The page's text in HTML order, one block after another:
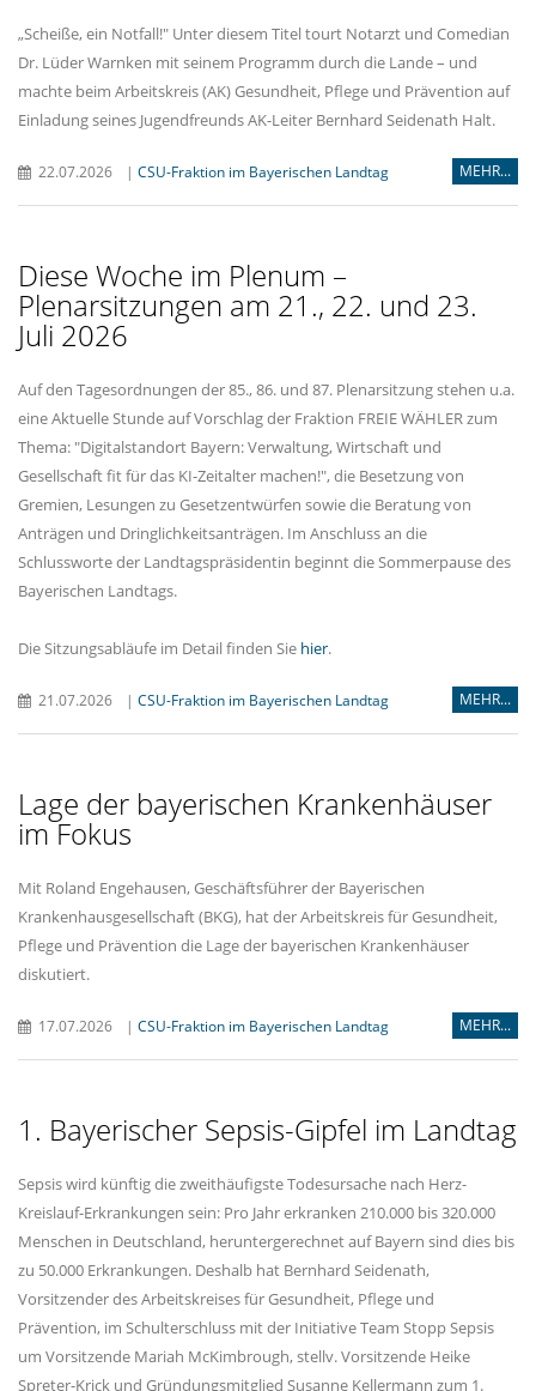
Scheiße, ein Notfall!" Unter diesem Titel tourt Notarzt und Comedian
Dr. Lüder Warnken mit seinem Programm durch die Lande – und
machte beim Arbeitskreis (AK) Gesundheit, Pflege und Prävention auf
Einladung seines Jugendfreunds AK-Leiter Bernhard Seidenath Halt.
22.07.2026 | CSU-Fraktion im Bayerischen Landtag MEHR...
Diese Woche im Plenum –
Plenarsitzungen am 21., 22. und 23.
Juli 2026
Auf den Tagesordnungen der 85., 86. und 87. Plenarsitzung stehen u.a.
eine Aktuelle Stunde auf Vorschlag der Fraktion FREIE WÄHLER zum
Thema: "Digitalstandort Bayern: Verwaltung, Wirtschaft und
Gesellschaft fit für das KI-Zeitalter machen!", die Besetzung von
Gremien, Lesungen zu Gesetzentwürfen sowie die Beratung von
Anträgen und Dringlichkeitsanträgen. Im Anschluss an die
Schlussworte der Landtagspräsidentin beginnt die Sommerpause des
Bayerischen Landtags.
Die Sitzungsabläufe im Detail finden Sie hier.
21.07.2026 | CSU-Fraktion im Bayerischen Landtag MEHR...
Lage der bayerischen Krankenhäuser
im Fokus
Mit Roland Engehausen, Geschäftsführer der Bayerischen
Krankenhausgesellschaft (BKG), hat der Arbeitskreis für Gesundheit,
Pflege und Prävention die Lage der bayerischen Krankenhäuser
diskutiert.
17.07.2026 | CSU-Fraktion im Bayerischen Landtag MEHR...
1. Bayerischer Sepsis-Gipfel im Landtag
Sepsis wird künftig die zweithäufigste Todesursache nach Herz-
Kreislauf-Erkrankungen sein: Pro Jahr erkranken 210.000 bis 320.000
Menschen in Deutschland, heruntergerechnet auf Bayern sind dies bis
zu 50.000 Erkrankungen. Deshalb hat Bernhard Seidenath,
Vorsitzender des Arbeitskreises für Gesundheit, Pflege und
Prävention, im Schulterschluss mit der Initiative Team Stopp Sepsis
um Vorsitzende Mariah McKimbrough, stellv. Vorsitzende Heike
Spreter-Krick und Gründungsmitglied Susanne Kellermann zum 1.